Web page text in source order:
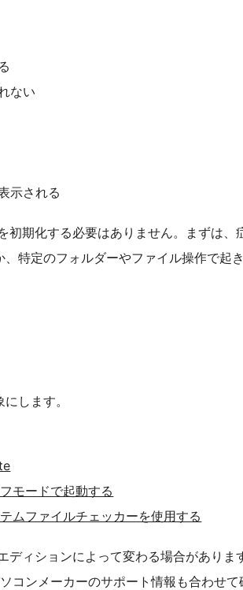
ない
示される
期化する必要はありません。まずは、
特定のフォルダーやファイル操作で起
します。
モードで起動する
ムファイルチェッカーを使用する
ィションによって変わる場合がありま
ンメーカーのサポート情報も合わせて